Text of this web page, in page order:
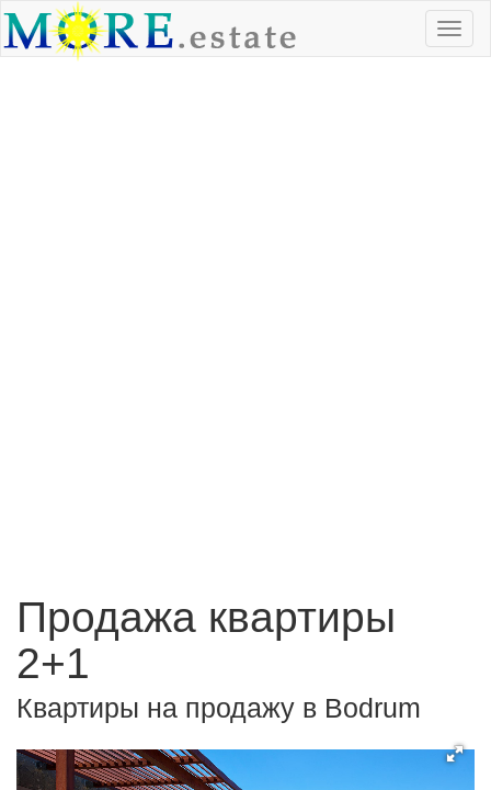
Продажа квартиры
2+1
Квартиры на продажу в Bodrum